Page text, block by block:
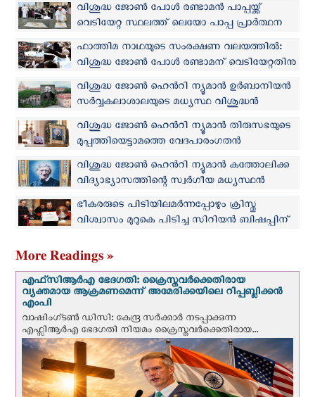
വിശുദ്ധ ജോൺ പോൾ രണ്ടാമൻ പാപ്പയ്ക്ക്
വെടിയേറ്റ സ്ഥലത്ത് ലെയോ പാപ്പ പ്രാർത്ഥന
നടത്തി
ഫാത്തിമ നാഥയുടെ സംരക്ഷണ വലയത്തില്‍:
വിശുദ്ധ ജോൺ പോൾ രണ്ടാമന് വെടിയേറ്റതിനു
ഇന്നേക്ക് 45 വര്‍ഷം
വിശുദ്ധ ജോൺ ഹെൻറി ന്യൂമാൻ ഉർബാനിയൻ
സർവ്വകലാശാലയുടെ മധ്യസ്ഥ വിശുദ്ധൻ
വിശുദ്ധ ജോൺ ഹെൻറി ന്യൂമാൻ തിരുസഭയുടെ
മുപ്പത്തിയെട്ടാമത്തെ വേദപാരംഗതൻ
വിശുദ്ധ ജോൺ ഹെൻറി ന്യൂമാന്‍ കത്തോലിക്ക
വിദ്യാഭ്യാസത്തിന്റെ സ്വർഗീയ മധ്യസ്ഥന്‍
ഭീകരരുടെ പിടിയിലമര്‍ന്നപ്പോഴും ക്രിസ്തു
വിശ്വാസം മുറുകെ പിടിച്ച സിറിയന്‍ ബിഷപ്പിന്
More Readings »
എഫ്‌സി‌ആര്‍‌എ ഭേദഗതി: ക്രൈസ്തവർക്കെതിരായ
വ്യക്തമായ ആക്രമണമെന്ന് അമേരിക്കയിലെ റിപ്പബ്ലിക്കൻ
എംപി
വാഷിംഗ്ടണ്‍ ഡി‌സി: കേന്ദ്ര സർക്കാർ നടപ്പാക്കുന്ന
എഫ്സിആർഎ ഭേദഗതി നിയമം ക്രൈസ്തവർക്കെതിരായ...